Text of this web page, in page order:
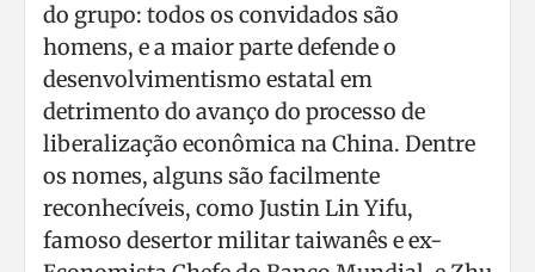
do grupo: todos os convidados são
homens, e a maior parte defende o
desenvolvimentismo estatal em
detrimento do avanço do processo de
liberalização econômica na China. Dentre
os nomes, alguns são facilmente
reconhecíveis, como Justin Lin Yifu,
famoso desertor militar taiwanês e ex-